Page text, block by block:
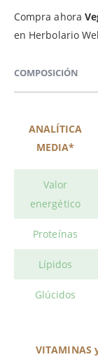
Compra ahora
en Herbolario
COMPOSICIÓN
ANALÍTICA
MEDIA*
Valor
energético
Proteínas
Lípidos
Glúcidos
VITAMINAS